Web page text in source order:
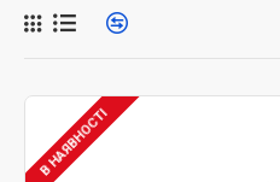
В НАЯВНОСТІ